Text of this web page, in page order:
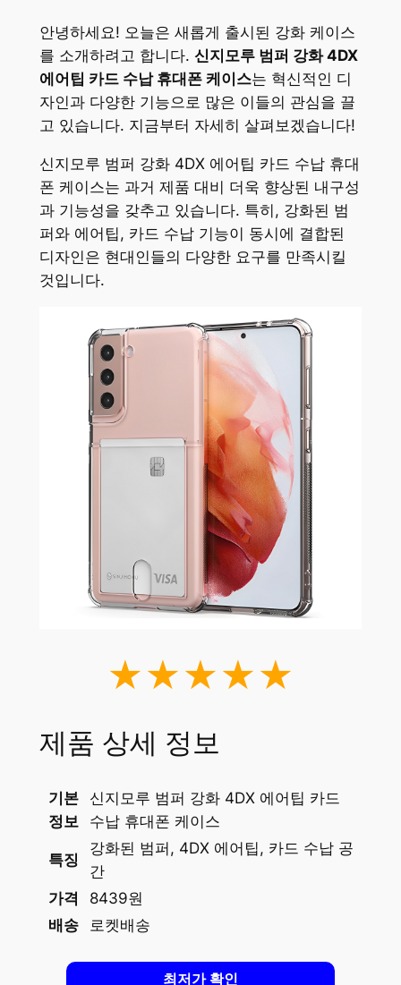
안녕하세요! 오늘은 새롭게 출시된 강화 케이스
를 소개하려고 합니다. 신지모루 범퍼 강화 4DX
에어팁 카드 수납 휴대폰 케이스는 혁신적인 디
자인과 다양한 기능으로 많은 이들의 관심을 끌
고 있습니다. 지금부터 자세히 살펴보겠습니다!
신지모루 범퍼 강화 4DX 에어팁 카드 수납 휴대
폰 케이스는 과거 제품 대비 더욱 향상된 내구성
과 기능성을 갖추고 있습니다. 특히, 강화된 범
퍼와 에어팁, 카드 수납 기능이 동시에 결합된
디자인은 현대인들의 다양한 요구를 만족시킬
것입니다.
★★★★★
제품 상세 정보
기본
정보
신지모루 범퍼 강화 4DX 에어팁 카드
수납 휴대폰 케이스
특징
강화된 범퍼, 4DX 에어팁, 카드 수납 공
간
가격
8439원
배송
로켓배송
최저가 확인